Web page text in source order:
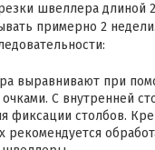
швеллера длиной
примерно 2
выравнивают при
С внутренней
фиксации столбов.
рекомендуется